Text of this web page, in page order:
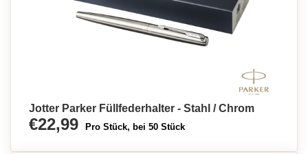
Jotter Parker Füllfederhalter - Stahl / Chrom
€22,99 Pro Stück, bei 50 Stück